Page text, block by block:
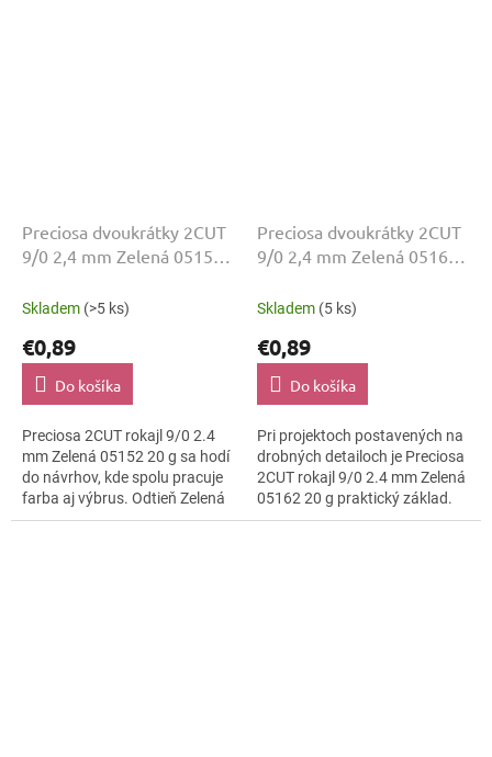
Preciosa dvoukrátky 2CUT
9/0 2,4 mm Zelená 05152
Skladem (>5 ks)
€0,89
Do košíka
Preciosa 2CUT rokajl 9/0 2.4
mm Zelená 05152 20 g sa hodí
do návrhov, kde spolu pracuje
farba aj výbrus. Odtieň Zelená
dopĺňa lesklo brúsená a
Preciosa dvoukrátky 2CUT
9/0 2,4 mm Zelená 05162
Skladem (5 ks)
€0,89
Do košíka
Pri projektoch postavených na
drobných detailoch je Preciosa
2CUT rokajl 9/0 2.4 mm Zelená
05162 20 g praktický základ.
Brúsené plôšky 2CUT pridávajú